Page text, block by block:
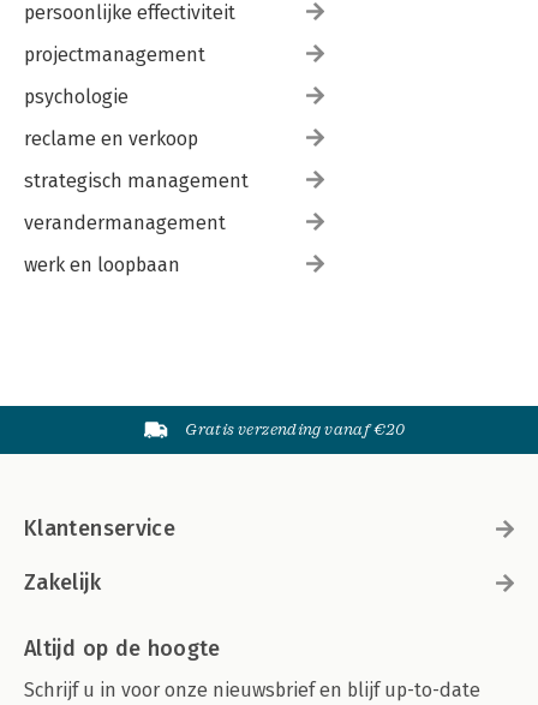
persoonlijke effectiviteit
projectmanagement
psychologie
reclame en verkoop
strategisch management
verandermanagement
werk en loopbaan
Gratis verzending vanaf €20
Klantenservice
Zakelijk
Altijd op de hoogte
Schrijf u in voor onze nieuwsbrief en blijf up-to-date